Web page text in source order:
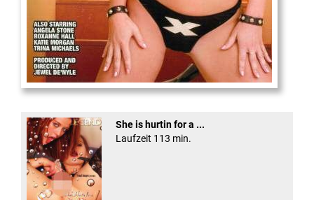
XXX Platinum Blondes #3
She is hurtin for a ...
Laufzeit 113 min.